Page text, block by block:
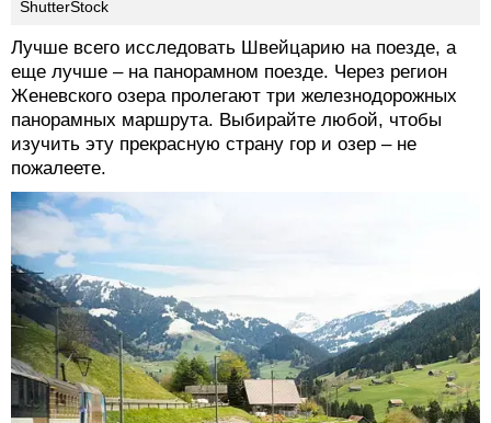
ShutterStock
Лучше всего исследовать Швейцарию на поезде, а
еще лучше – на панорамном поезде. Через регион
Женевского озера пролегают три железнодорожных
панорамных маршрута. Выбирайте любой, чтобы
изучить эту прекрасную страну гор и озер – не
пожалеете.